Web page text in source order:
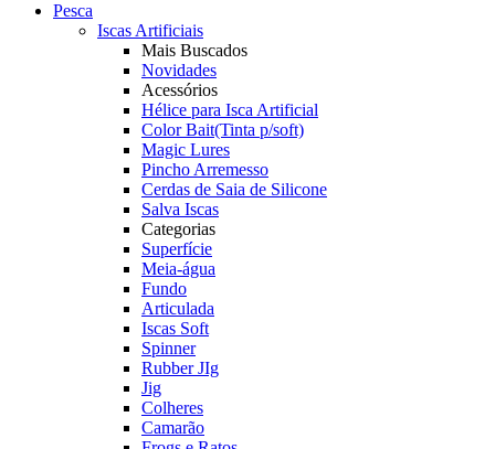
Pesca
Iscas Artificiais
Mais Buscados
Novidades
Acessórios
Hélice para Isca Artificial
Color Bait(Tinta p/soft)
Magic Lures
Pincho Arremesso
Cerdas de Saia de Silicone
Salva Iscas
Categorias
Superfície
Meia-água
Fundo
Articulada
Iscas Soft
Spinner
Rubber JIg
Jig
Colheres
Camarão